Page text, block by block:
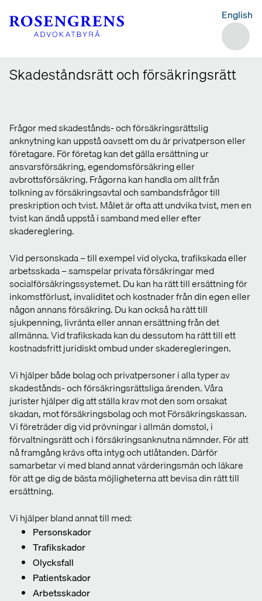
English
Skadeståndsrätt och försäkringsrätt
Frågor med skadestånds- och försäkringsrättslig
anknytning kan uppstå oavsett om du är privatperson eller
företagare. För företag kan det gälla ersättning ur
ansvarsförsäkring, egendomsförsäkring eller
avbrottsförsäkring. Frågorna kan handla om allt från
tolkning av försäkringsavtal och sambandsfrågor till
preskription och tvist. Målet är ofta att undvika tvist, men en
tvist kan ändå uppstå i samband med eller efter
skadereglering.
Vid personskada – till exempel vid olycka, trafikskada eller
arbetsskada – samspelar privata försäkringar med
socialförsäkringssystemet. Du kan ha rätt till ersättning för
inkomstförlust, invaliditet och kostnader från din egen eller
någon annans försäkring. Du kan också ha rätt till
sjukpenning, livränta eller annan ersättning från det
allmänna. Vid trafikskada kan du dessutom ha rätt till ett
kostnadsfritt juridiskt ombud under skaderegleringen.
Vi hjälper både bolag och privatpersoner i alla typer av
skadestånds- och försäkringsrättsliga ärenden. Våra
jurister hjälper dig att ställa krav mot den som orsakat
skadan, mot försäkringsbolag och mot Försäkringskassan.
Vi företräder dig vid prövningar i allmän domstol, i
förvaltningsrätt och i försäkringsanknutna nämnder. För att
nå framgång krävs ofta intyg och utlåtanden. Därför
samarbetar vi med bland annat värderingsmän och läkare
för att ge dig de bästa möjligheterna att bevisa din rätt till
ersättning.
Vi hjälper bland annat till med:
Personskador
Trafikskador
Olycksfall
Patientskador
Arbetsskador